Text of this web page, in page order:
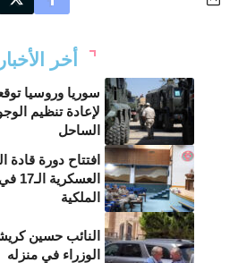
أخر الأخبار
سوريا وروسيا
لإعادة تنظيم
الساحل
افتتاح دورة قادة
الملكية
النائب حسين
الوزراء في منزله